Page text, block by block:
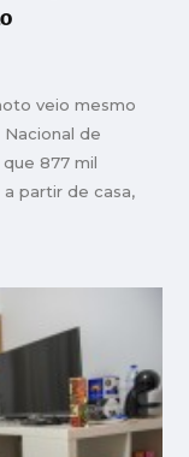
veio mesmo
de
877 mil
partir de casa,